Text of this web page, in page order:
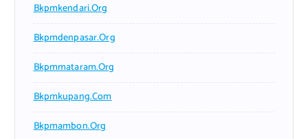
Bkpmkendari.org
Bkpmdenpasar.org
Bkpmmataram.org
Bkpmkupang.com
Bkpmambon.org